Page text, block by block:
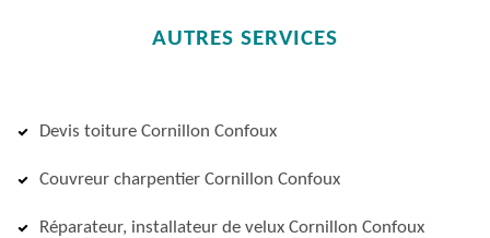
AUTRES SERVICES
Devis toiture Cornillon Confoux
Couvreur charpentier Cornillon Confoux
Réparateur, installateur de velux Cornillon Confoux